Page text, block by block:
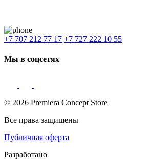
+7 707 212 77 17 +7 727 222 10 55
Мы в соцсетях
© 2026 Premiera Concept Store
Все права защищены
Публичная оферта
Разработано